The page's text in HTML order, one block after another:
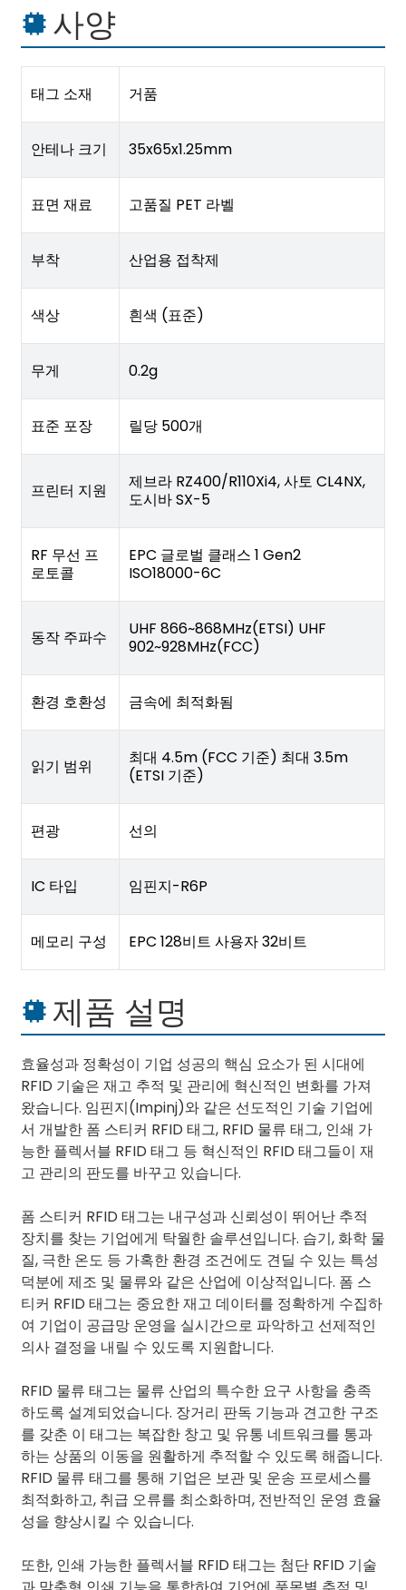
사양
태그 소재 거품
안테나 크기 35x65x1.25mm
표면 재료 고품질 PET 라벨
부착 산업용 접착제
색상 흰색 (표준)
무게 0.2g
표준 포장 릴당 500개
프린터 지원
제브라 RZ400/R110Xi4, 사토 CL4NX,
도시바 SX-5
RF 무선 프
로토콜
EPC 글로벌 클래스 1 Gen2
ISO18000-6C
동작 주파수
UHF 866~868MHz(ETSI) UHF
902~928MHz(FCC)
환경 호환성 금속에 최적화됨
읽기 범위
최대 4.5m (FCC 기준) 최대 3.5m
(ETSI 기준)
편광 선의
IC 타입 임핀지-R6P
메모리 구성 EPC 128비트 사용자 32비트
제품 설명
효율성과 정확성이 기업 성공의 핵심 요소가 된 시대에
RFID 기술은 재고 추적 및 관리에 혁신적인 변화를 가져
왔습니다. 임핀지(Impinj)와 같은 선도적인 기술 기업에
서 개발한 폼 스티커 RFID 태그, RFID 물류 태그, 인쇄 가
능한 플렉서블 RFID 태그 등 혁신적인 RFID 태그들이 재
고 관리의 판도를 바꾸고 있습니다.
폼 스티커 RFID 태그는 내구성과 신뢰성이 뛰어난 추적
장치를 찾는 기업에게 탁월한 솔루션입니다. 습기, 화학 물
질, 극한 온도 등 가혹한 환경 조건에도 견딜 수 있는 특성
덕분에 제조 및 물류와 같은 산업에 이상적입니다. 폼 스
티커 RFID 태그는 중요한 재고 데이터를 정확하게 수집하
여 기업이 공급망 운영을 실시간으로 파악하고 선제적인
의사 결정을 내릴 수 있도록 지원합니다.
RFID 물류 태그는 ​​물류 산업의 특수한 요구 사항을 충족
하도록 설계되었습니다. 장거리 판독 기능과 견고한 구조
를 갖춘 이 태그는 복잡한 창고 및 유통 네트워크를 통과
하는 상품의 이동을 원활하게 추적할 수 있도록 해줍니다.
RFID 물류 태그를 통해 기업은 보관 및 운송 프로세스를
최적화하고, 취급 오류를 최소화하며, 전반적인 운영 효율
성을 향상시킬 수 있습니다.
또한, 인쇄 가능한 플렉서블 RFID 태그는 첨단 RFID 기술